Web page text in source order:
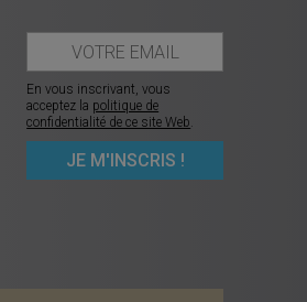
En vous inscrivant, vous
acceptez la politique de
confidentialité de ce site Web.